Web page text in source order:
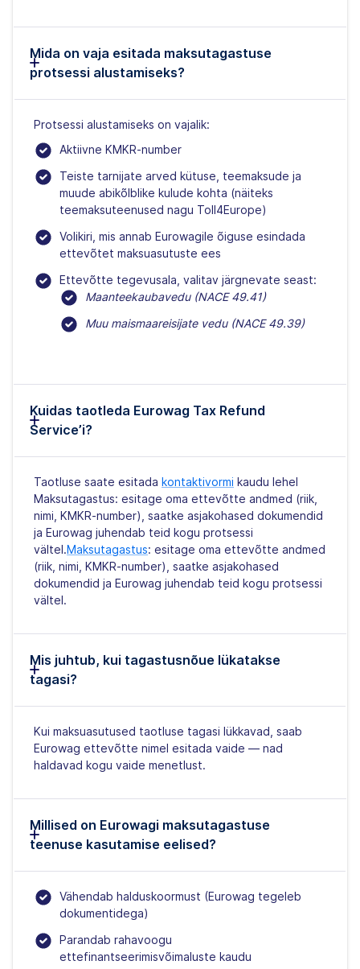
Mida on vaja esitada maksutagastuse
protsessi alustamiseks?
Protsessi alustamiseks on vajalik:
Aktiivne KMKR‑number
Teiste tarnijate arved kütuse, teemaksude ja
muude abikõlblike kulude kohta (näiteks
teemaksuteenused nagu Toll4Europe)
Volikiri, mis annab Eurowagile õiguse esindada
ettevõtet maksuasutuste ees
Ettevõtte tegevusala, valitav järgnevate seast:
Maanteekaubavedu (NACE 49.41)
Muu maismaareisijate vedu (NACE 49.39)
Kuidas taotleda Eurowag Tax Refund
Service’i?
Taotluse saate esitada kontaktivormi kaudu lehel
Maksutagastus: esitage oma ettevõtte andmed (riik,
nimi, KMKR-number), saatke asjakohased dokumendid
ja Eurowag juhendab teid kogu protsessi
vältel.Maksutagastus: esitage oma ettevõtte andmed
(riik, nimi, KMKR-number), saatke asjakohased
dokumendid ja Eurowag juhendab teid kogu protsessi
vältel.
Mis juhtub, kui tagastusnõue lükatakse
tagasi?
Kui maksuasutused taotluse tagasi lükkavad, saab
Eurowag ettevõtte nimel esitada vaide — nad
haldavad kogu vaide menetlust.
Millised on Eurowagi maksutagastuse
teenuse kasutamise eelised?
Vähendab halduskoormust (Eurowag tegeleb
dokumentidega)
Parandab rahavoogu
ettefinantseerimisvõimaluste kaudu